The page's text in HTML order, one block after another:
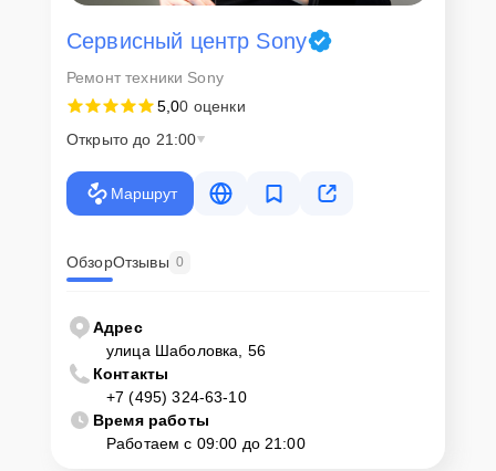
Сервисный центр Sony
Ремонт техники Sony
5,00 оценки
Открыто до 21:00
Маршрут
ОбзорОтзывы 0
Адрес
улица Шаболовка, 56
Контакты
+7 (495) 324-63-10
Время работы
Работаем с 09:00 до 21:00